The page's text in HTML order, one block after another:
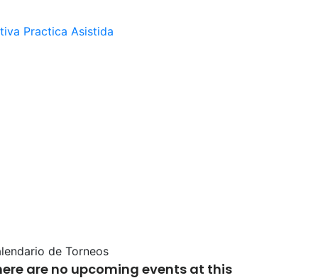
Practica Asistida
de Torneos
are no upcoming events at this